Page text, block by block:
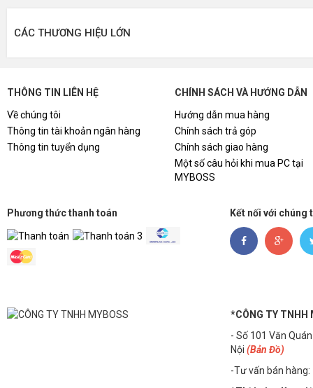
CÁC THƯƠNG HIỆU LỚN
THÔNG TIN LIÊN HỆ
Về chúng tôi
Thông tin tài khoản ngân hàng
Thông tin tuyển dụng
CHÍNH SÁCH VÀ HƯỚNG DẪN
Hướng dẫn mua hàng
Chính sách trả góp
Chính sách giao hàng
Một số câu hỏi khi mua PC tại
MYBOSS
Phương thức thanh toán Kết nối với chúng
*CÔNG TY TNHH
- Số 101 Văn
Nội (Bản Đồ)
-Tư vấn bán hàng: